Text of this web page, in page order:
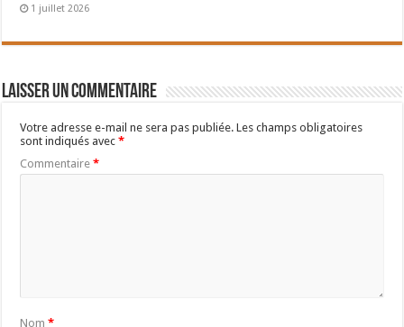
1 juillet 2026
Laisser un commentaire
Votre adresse e-mail ne sera pas publiée. Les champs obligatoires
sont indiqués avec*
Commentaire*
Nom*